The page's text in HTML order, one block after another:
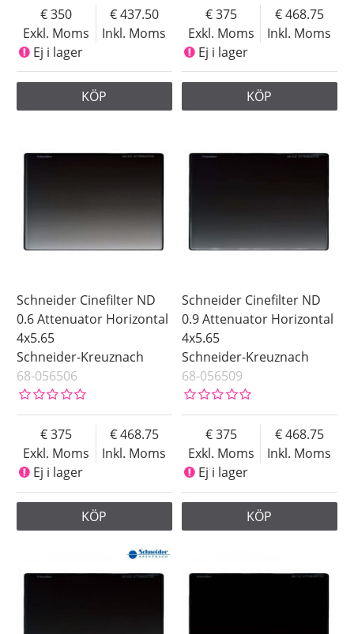
Exkl. Moms
350
Inkl. Moms
437.50
Ej i lager
KÖP
Exkl. Moms
375
Inkl. Moms
468.75
Ej i lager
KÖP
Schneider Cinefilter ND
0.6 Attenuator Horizontal
4x5.65
Schneider-Kreuznach
68-056506
Exkl. Moms
375
Inkl. Moms
468.75
Ej i lager
KÖP
Schneider Cinefilter ND
0.9 Attenuator Horizontal
4x5.65
Schneider-Kreuznach
68-056509
Exkl. Moms
375
Inkl. Moms
468.75
Ej i lager
KÖP